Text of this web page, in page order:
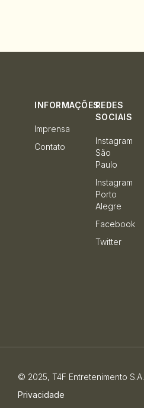
INFORMAÇÕES
Imprensa
Contato
REDES
SOCIAIS
Instagram
São
Paulo
Instagram
Porto
Alegre
Facebook
Twitter
© 2025, T4F Entretenimento S.A.
Privacidade